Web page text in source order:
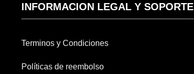
INFORMACION LEGAL Y SOPORTE
Terminos y Condiciones
Políticas de reembolso